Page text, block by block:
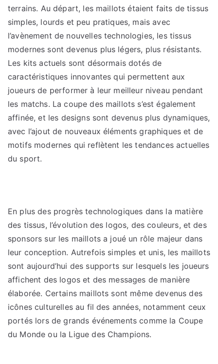
terrains. Au départ, les maillots étaient faits de tissus
simples, lourds et peu pratiques, mais avec
l’avènement de nouvelles technologies, les tissus
modernes sont devenus plus légers, plus résistants.
Les kits actuels sont désormais dotés de
caractéristiques innovantes qui permettent aux
joueurs de performer à leur meilleur niveau pendant
les matchs. La coupe des maillots s’est également
affinée, et les designs sont devenus plus dynamiques,
avec l’ajout de nouveaux éléments graphiques et de
motifs modernes qui reflètent les tendances actuelles
du sport.
En plus des progrès technologiques dans la matière
des tissus, l’évolution des logos, des couleurs, et des
sponsors sur les maillots a joué un rôle majeur dans
leur conception. Autrefois simples et unis, les maillots
sont aujourd’hui des supports sur lesquels les joueurs
affichent des logos et des messages de manière
élaborée. Certains maillots sont même devenus des
icônes culturelles au fil des années, notamment ceux
portés lors de grands événements comme la Coupe
du Monde ou la Ligue des Champions.